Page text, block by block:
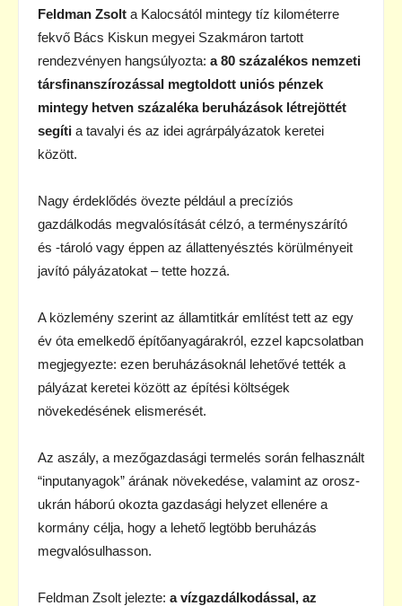
Feldman Zsolt a Kalocsától mintegy tíz kilométerre
fekvő Bács Kiskun megyei Szakmáron tartott
rendezvényen hangsúlyozta: a 80 százalékos nemzeti
társfinanszírozással megtoldott uniós pénzek
mintegy hetven százaléka beruházások létrejöttét
segíti a tavalyi és az idei agrárpályázatok keretei
között.
Nagy érdeklődés övezte például a precíziós
gazdálkodás megvalósítását célzó, a terményszárító
és -tároló vagy éppen az állattenyésztés körülményeit
javító pályázatokat – tette hozzá.
A közlemény szerint az államtitkár említést tett az egy
év óta emelkedő építőanyagárakról, ezzel kapcsolatban
megjegyezte: ezen beruházásoknál lehetővé tették a
pályázat keretei között az építési költségek
növekedésének elismerését.
Az aszály, a mezőgazdasági termelés során felhasznált
“inputanyagok” árának növekedése, valamint az orosz-
ukrán háború okozta gazdasági helyzet ellenére a
kormány célja, hogy a lehető legtöbb beruházás
megvalósulhasson.
Feldman Zsolt jelezte: a vízgazdálkodással, az